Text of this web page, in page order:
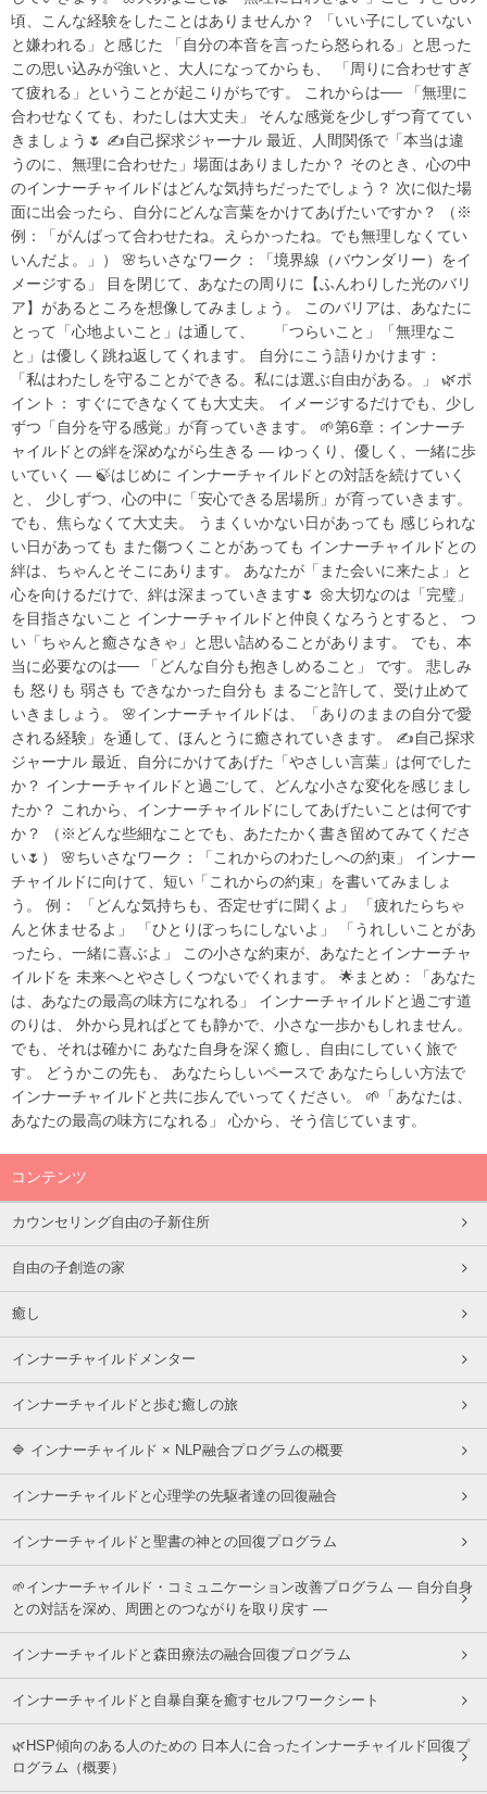
頃、こんな経験をしたことはありませんか？ 「いい子にしていない
と嫌われる」と感じた 「自分の本音を言ったら怒られる」と思った
この思い込みが強いと、大人になってからも、 「周りに合わせすぎ
て疲れる」ということが起こりがちです。 これからは── 「無理に
合わせなくても、わたしは大丈夫」 そんな感覚を少しずつ育ててい
きましょう🌷 ✍️自己探求ジャーナル 最近、人間関係で「本当は違
うのに、無理に合わせた」場面はありましたか？ そのとき、心の中
のインナーチャイルドはどんな気持ちだったでしょう？ 次に似た場
面に出会ったら、自分にどんな言葉をかけてあげたいですか？ （※
例：「がんばって合わせたね。えらかったね。でも無理しなくてい
いんだよ。」） 🌸ちいさなワーク：「境界線（バウンダリー）をイ
メージする」 目を閉じて、あなたの周りに【ふんわりした光のバリ
ア】があるところを想像してみましょう。 このバリアは、あなたに
とって「心地よいこと」は通して、 「つらいこと」「無理なこ
と」は優しく跳ね返してくれます。 自分にこう語りかけます：
「私はわたしを守ることができる。私には選ぶ自由がある。」 🌿ポ
イント： すぐにできなくても大丈夫。 イメージするだけでも、少し
ずつ「自分を守る感覚」が育っていきます。 🌱第6章：インナーチ
ャイルドとの絆を深めながら生きる ― ゆっくり、優しく、一緒に歩
いていく ― 🍃はじめに インナーチャイルドとの対話を続けていく
と、 少しずつ、心の中に「安心できる居場所」が育っていきます。
でも、焦らなくて大丈夫。 うまくいかない日があっても 感じられな
い日があっても また傷つくことがあっても インナーチャイルドとの
絆は、ちゃんとそこにあります。 あなたが「また会いに来たよ」と
心を向けるだけで、絆は深まっていきます🌷 🌼大切なのは「完璧」
を目指さないこと インナーチャイルドと仲良くなろうとすると、 つ
い「ちゃんと癒さなきゃ」と思い詰めることがあります。 でも、本
当に必要なのは── 「どんな自分も抱きしめること」 です。 悲しみ
も 怒りも 弱さも できなかった自分も まるごと許して、受け止めて
いきましょう。 🌸インナーチャイルドは、「ありのままの自分で愛
される経験」を通して、ほんとうに癒されていきます。 ✍️自己探求
ジャーナル 最近、自分にかけてあげた「やさしい言葉」は何でした
か？ インナーチャイルドと過ごして、どんな小さな変化を感じまし
たか？ これから、インナーチャイルドにしてあげたいことは何です
か？ （※どんな些細なことでも、あたたかく書き留めてみてくださ
い🌷） 🌸ちいさなワーク：「これからのわたしへの約束」 インナー
チャイルドに向けて、短い「これからの約束」を書いてみましょ
う。 例： 「どんな気持ちも、否定せずに聞くよ」 「疲れたらちゃ
んと休ませるよ」 「ひとりぼっちにしないよ」 「うれしいことがあ
ったら、一緒に喜ぶよ」 この小さな約束が、あなたとインナーチャ
イルドを 未来へとやさしくつないでくれます。 🌟まとめ：「あなた
は、あなたの最高の味方になれる」 インナーチャイルドと過ごす道
のりは、 外から見ればとても静かで、小さな一歩かもしれません。
でも、それは確かに あなた自身を深く癒し、自由にしていく旅で
す。 どうかこの先も、 あなたらしいペースで あなたらしい方法で
インナーチャイルドと共に歩んでいってください。 🌱「あなたは、
あなたの最高の味方になれる」 心から、そう信じています。
コンテンツ
カウンセリング自由の子新住所
自由の子創造の家
癒し
インナーチャイルドメンター
インナーチャイルドと歩む癒しの旅
🔷 インナーチャイルド × NLP融合プログラムの概要
インナーチャイルドと心理学の先駆者達の回復融合
インナーチャイルドと聖書の神との回復プログラム
🌱インナーチャイルド・コミュニケーション改善プログラム ― 自分自身
との対話を深め、周囲とのつながりを取り戻す ―
インナーチャイルドと森田療法の融合回復プログラム
インナーチャイルドと自暴自棄を癒すセルフワークシート
🌿HSP傾向のある人のための 日本人に合ったインナーチャイルド回復プ
ログラム（概要）